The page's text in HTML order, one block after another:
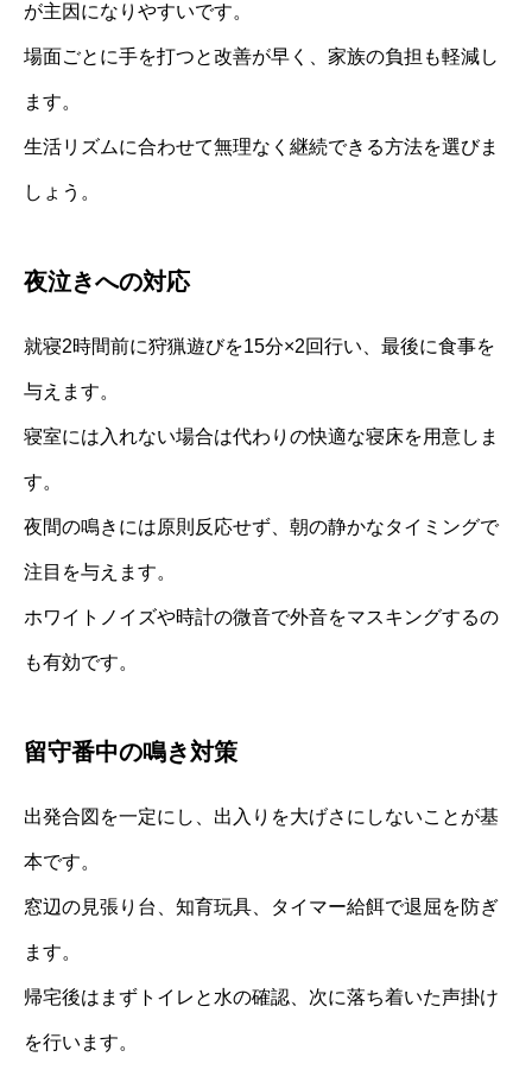
が主因になりやすいです。
場面ごとに手を打つと改善が早く、家族の負担も軽減し
ます。
生活リズムに合わせて無理なく継続できる方法を選びま
しょう。
夜泣きへの対応
就寝2時間前に狩猟遊びを15分×2回行い、最後に食事を
与えます。
寝室には入れない場合は代わりの快適な寝床を用意しま
す。
夜間の鳴きには原則反応せず、朝の静かなタイミングで
注目を与えます。
ホワイトノイズや時計の微音で外音をマスキングするの
も有効です。
留守番中の鳴き対策
出発合図を一定にし、出入りを大げさにしないことが基
本です。
窓辺の見張り台、知育玩具、タイマー給餌で退屈を防ぎ
ます。
帰宅後はまずトイレと水の確認、次に落ち着いた声掛け
を行います。